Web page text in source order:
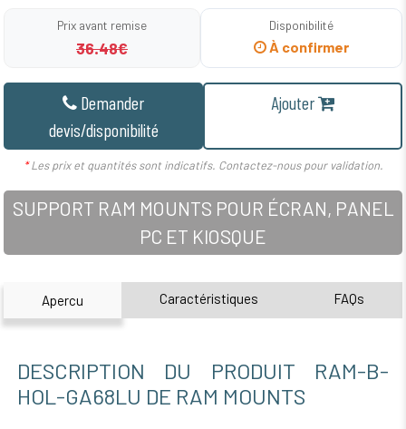
Prix avant remise
36.48€
Disponibilité
À confirmer
Demander
devis/disponibilité
Ajouter
*Les prix et quantités sont indicatifs. Contactez-nous pour validation.
SUPPORT RAM MOUNTS POUR ÉCRAN, PANEL
PC ET KIOSQUE
Apercu Caractéristiques FAQs
DESCRIPTION DU PRODUIT RAM-B-
HOL-GA68LU DE RAM MOUNTS